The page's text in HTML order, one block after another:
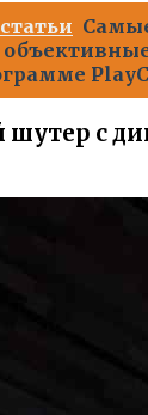
шутер с